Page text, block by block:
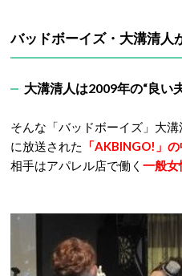
バッドボーイズ・大溝清人
大溝清人は2009年の“良い
そんな「バッドボーイズ」大
に放送された
「AKBINGO!」
相手はアパレル店で働く 一般女